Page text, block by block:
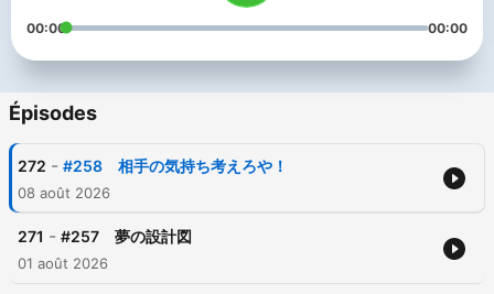
00:00 00:00
Épisodes
272 - #258 相手の気持ち考えろや！
08 août 2026
271 - #257 夢の設計図
01 août 2026